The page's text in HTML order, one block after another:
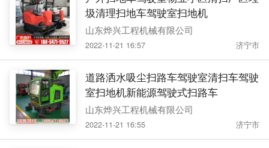
圾清理扫地车驾驶室扫地机
山东烨兴工程机械有限公司
2022-11-21 16:57 济宁市
道路洒水吸尘扫路车驾驶室清扫车驾驶
室扫地机新能源驾驶式扫路车
山东烨兴工程机械有限公司
2022-11-21 16:55 济宁市